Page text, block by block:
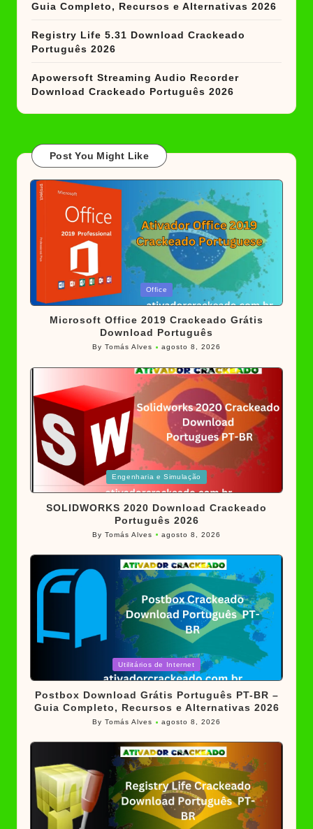
Guia Completo, Recursos e Alternativas 2026
Registry Life 5.31 Download Crackeado
Português 2026
Apowersoft Streaming Audio Recorder
Download Crackeado Português 2026
Post You Might Like
Posted
in
Office
Microsoft Office 2019 Crackeado Grátis
Download Português
Posted
ByTomás Alves agosto 8, 2026
Posted
in
Engenharia e Simulação
SOLIDWORKS 2020 Download Crackeado
Português 2026
Posted
ByTomás Alves agosto 8, 2026
in
Utilitários de Internet
Postbox Download Grátis Português PT-BR –
Guia Completo, Recursos e Alternativas 2026
Posted
ByTomás Alves agosto 8, 2026